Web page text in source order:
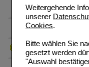
Weitergehende
unserer
Cookies.
Bitte wählen Sie
gesetzt werden
"Auswahl